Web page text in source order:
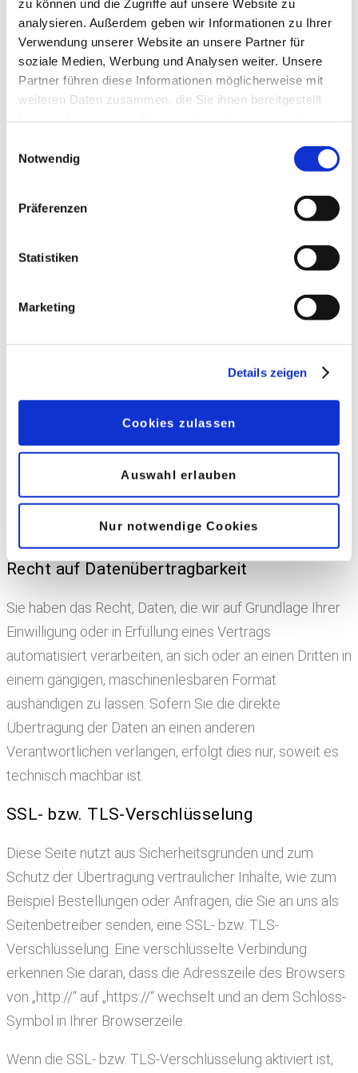
zu können und die Zugriffe auf unsere Website zu
analysieren. Außerdem geben wir Informationen zu Ihrer
Verwendung unserer Website an unsere Partner für
soziale Medien, Werbung und Analysen weiter. Unsere
Partner führen diese Informationen möglicherweise mit
weiteren Daten zusammen, die Sie ihnen bereitgestellt
Notwendig
Präferenzen
Statistiken
Marketing
Details zeigen
Cookies zulassen
Auswahl erlauben
Nur notwendige Cookies
SO HABEN SIE DAS RECHT, JEDERZEIT
WIDERSPRUCH GEGEN DIE VERARBEITUNG SIE
BETREFFENDER PERSONENBEZOGENER DATEN ZUM
ZWECKE DERARTIGER WERBUNG EINZULEGEN; DIES
GILT AUCH FÜR DAS PROFILING, SOWEIT ES MIT
SOLCHER DIREKTWERBUNG IN VERBINDUNG STEHT.
WENN SIE WIDERSPRECHEN, WERDEN IHRE
PERSONENBEZOGENEN DATEN ANSCHLIESSEND
NICHT MEHR ZUM ZWECKE DER DIREKTWERBUNG
DSGVO).
Beschwerde­recht bei der zuständigen
Im Falle von Verstößen gegen die DSGVO steht den
oder des Orts des mutmaßlichen Verstoßes zu. Das
Beschwerderecht besteht unbeschadet anderweitiger
verwaltungsrechtlicher oder gerichtlicher
Recht auf Daten­übertrag­barkeit
Sie haben das Recht, Daten, die wir auf Grundlage Ihrer
Einwilligung oder in Erfüllung eines Vertrags
automatisiert verarbeiten, an sich oder an einen Dritten in
einem gängigen, maschinenlesbaren Format
aushändigen zu lassen. Sofern Sie die direkte
Übertragung der Daten an einen anderen
Verantwortlichen verlangen, erfolgt dies nur, soweit es
technisch machbar ist.
SSL- bzw. TLS-Verschlüsselung
Diese Seite nutzt aus Sicherheitsgründen und zum
Schutz der Übertragung vertraulicher Inhalte, wie zum
Beispiel Bestellungen oder Anfragen, die Sie an uns als
Seitenbetreiber senden, eine SSL- bzw. TLS-
Verschlüsselung. Eine verschlüsselte Verbindung
erkennen Sie daran, dass die Adresszeile des Browsers
von „http://“ auf „https://“ wechselt und an dem Schloss-
Symbol in Ihrer Browserzeile.
Wenn die SSL- bzw. TLS-Verschlüsselung aktiviert ist,